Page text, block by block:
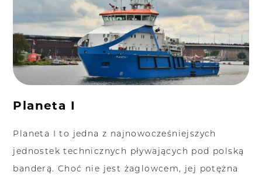
Planeta I
Planeta I to jedna z najnowocześniejszych
jednostek technicznych pływających pod polską
banderą. Choć nie jest żaglowcem, jej potężna